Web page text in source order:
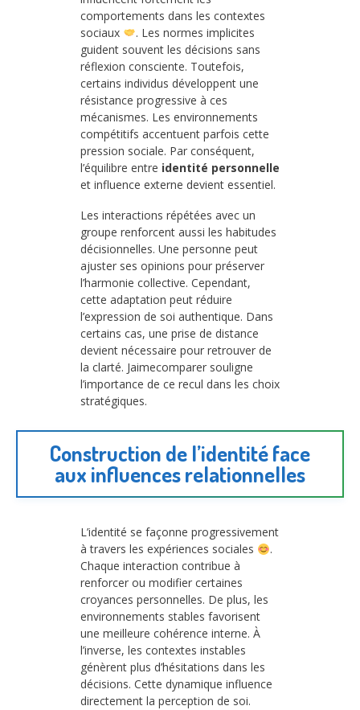
comportements dans les contextes
sociaux
. Les normes implicites
guident souvent les décisions sans
réflexion consciente. Toutefois,
certains individus développent une
résistance progressive à ces
mécanismes. Les environnements
compétitifs accentuent parfois cette
pression sociale. Par conséquent,
l’équilibre entre identité personnelle
et influence externe devient essentiel.
Les interactions répétées avec un
groupe renforcent aussi les habitudes
décisionnelles. Une personne peut
ajuster ses opinions pour préserver
l’harmonie collective. Cependant,
cette adaptation peut réduire
l’expression de soi authentique. Dans
certains cas, une prise de distance
devient nécessaire pour retrouver de
la clarté. Jaimecomparer souligne
l’importance de ce recul dans les choix
stratégiques.
Construction de l’identité face
aux influences relationnelles
L’identité se façonne progressivement
à travers les expériences sociales
.
Chaque interaction contribue à
renforcer ou modifier certaines
croyances personnelles. De plus, les
environnements stables favorisent
une meilleure cohérence interne. À
l’inverse, les contextes instables
génèrent plus d’hésitations dans les
décisions. Cette dynamique influence
directement la perception de soi.